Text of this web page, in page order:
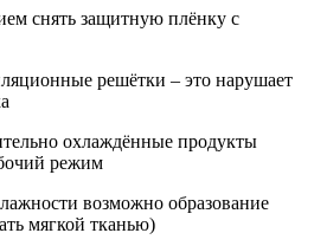
снять защитную плёнку с
решётки – это нарушает
охлаждённые продукты
режим
возможно образование
мягкой тканью)